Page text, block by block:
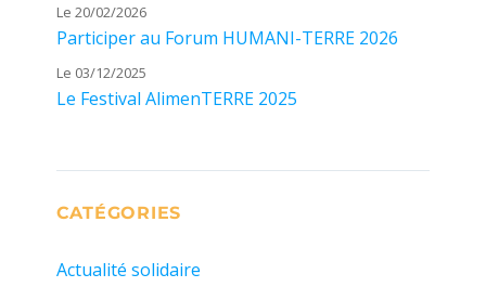
Le 20/02/2026
Participer au Forum HUMANI-TERRE 2026
Le 03/12/2025
Le Festival AlimenTERRE 2025
CATÉGORIES
Actualité solidaire